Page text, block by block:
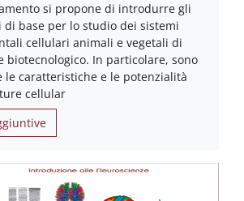
si propone di introdurre gli
di base per lo studio dei sistemi
cellulari animali e vegetali di
biotecnologico. In particolare, sono
le caratteristiche e le potenzialità
cellular